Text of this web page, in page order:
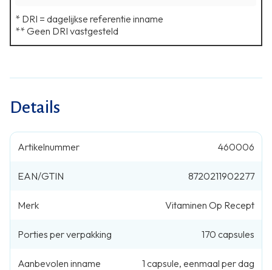
Details
Artikelnummer 460006
EAN/GTIN 8720211902277
Merk Vitaminen Op Recept
Porties per verpakking 170 capsules
Aanbevolen inname 1 capsule, eenmaal per dag
* DRI = dagelijkse referentie inname
** Geen DRI vastgesteld